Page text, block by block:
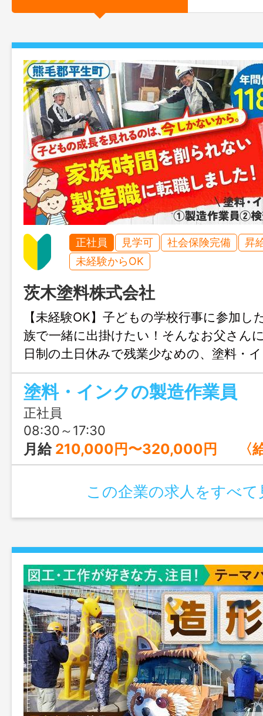
正社員 見学可 社会保険完備
昇
未経験からOK
茨木塗料株式会社
【未経験OK】子どもの学校行事に参加し
族で一緒に出掛けたい！そんなお父さん
日制の土日休みで残業少なめの、塗料・
員がおすすめです。資格手当などスキル
給与UPが可能ですよ。検査作業員も募集
塗料・インクの製造作業員
正社員
08:30～17:30
月給 210,000円〜320,000円 〈給与の内訳〉 基本給：131,500円〜215,900円 調整手当：65,600円～83,400円 物価
この企業の求人をすべて